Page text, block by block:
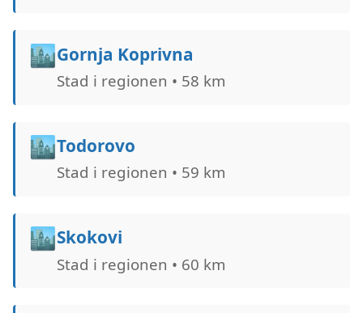
🏙️Gornja Koprivna
Stad i regionen • 58 km
🏙️Todorovo
Stad i regionen • 59 km
🏙️Skokovi
Stad i regionen • 60 km